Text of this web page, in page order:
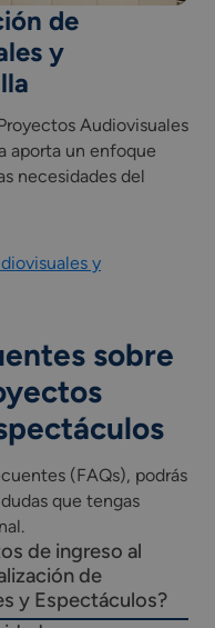
de
y
Audiovisuales
aporta un enfoque
necesidades del
y
sobre
(FAQs), podrás
que tengas
de ingreso al
de
y Espectáculos?